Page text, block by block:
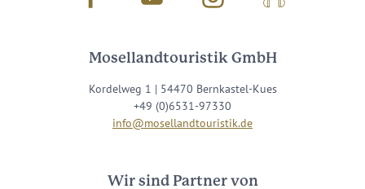
Mosellandtouristik GmbH
Kordelweg 1 | 54470 Bernkastel-Kues
+49 (0)6531-97330
info@mosellandtouristik.de
Wir sind Partner von